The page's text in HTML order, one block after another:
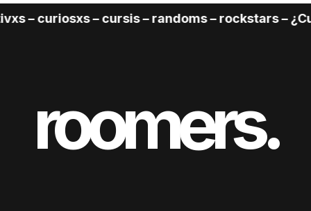
– cursis – randoms – rockstars – ¿Cuál
roomers.